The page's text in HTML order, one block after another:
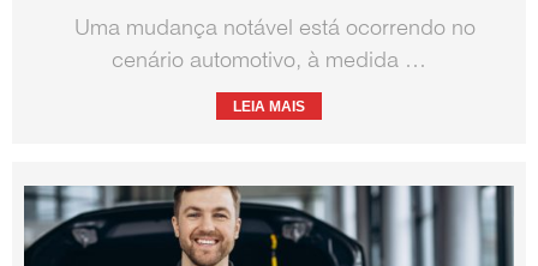
Uma mudança notável está ocorrendo no
cenário automotivo, à medida …
LEIA MAIS